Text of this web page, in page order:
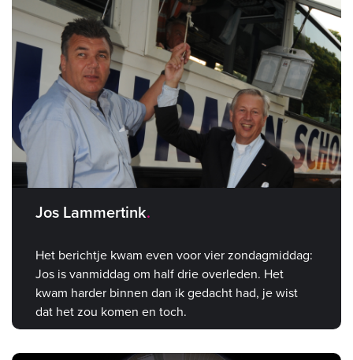
Jos Lammertink
Het berichtje kwam even voor vier zondagmiddag:
Jos is vanmiddag om half drie overleden. Het
kwam harder binnen dan ik gedacht had, je wist
dat het zou komen en toch.